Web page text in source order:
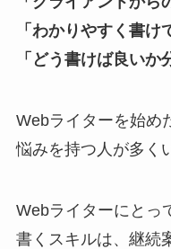
「わかりやすく書け
「どう書けば良いか
Webライターを始め
悩みを持つ人が多く
Webライターにとっ
書くスキルは、継続